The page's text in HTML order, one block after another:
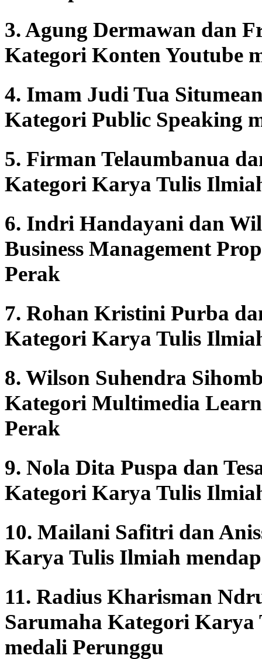
3. Agung Dermawan dan
Kategori Konten Youtube
4. Imam Judi Tua
Kategori Public Speaking
5. Firman Telaumbanua
Kategori Karya Tulis
6. Indri Handayani dan
Business Management
Perak
7. Rohan Kristini Purba
Kategori Karya Tulis
8. Wilson Suhendra
Kategori Multimedia
Perak
9. Nola Dita Puspa dan
Kategori Karya Tulis
10. Mailani Safitri dan
Karya Tulis Ilmiah
11. Radius Kharisman
Sarumaha Kategori
medali Perunggu